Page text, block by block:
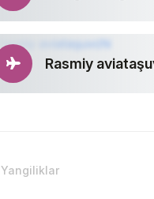
Rasmiy
Yangiliklar